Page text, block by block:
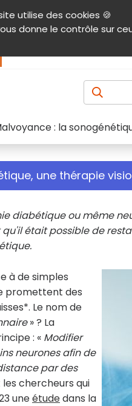
utilise des cookies 🍪
donne le contrôle sur
et accessibilité Menu
: la
une thérapie
diabétique ou même
qu'il était possible de
à de simples
promettent des
Le nom de
» ? La
: « Modifier
neurones afin de
par des
chercheurs qui
uneétudedans la